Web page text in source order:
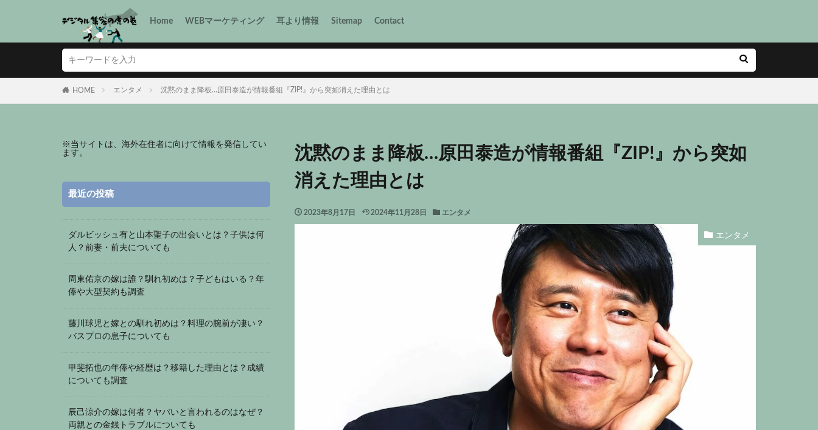
Home WEBマーケティング 耳より情報 Sitemap Contact
HOME エンタメ 沈黙のまま降板…原田泰造が情報番組『ZIP!』から突如消えた理由とは
沈黙のまま降板…原田泰造が情報番組『ZIP!』から突如
消えた理由とは
2023年8月17日 2024年11月28日 エンタメ
エンタメ
※ 当サイトは、海外在住者に向けて情報を発信してい
ます。
最近の投稿
ダルビッシュ有と山本聖子の出会いとは？子供は何
人？前妻・前夫についても
周東佑京の嫁は誰？馴れ初めは？子どもはいる？年
俸や大型契約も調査
藤川球児と嫁との馴れ初めは？料理の腕前が凄い？
バスプロの息子についても
甲斐拓也の年俸や経歴は？移籍した理由とは？成績
についても調査
辰己涼介の嫁は何者？ヤバいと言われるのはなぜ？
両親との金銭トラブルについても